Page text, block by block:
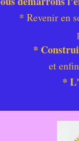
* Revenir en
*
et
*